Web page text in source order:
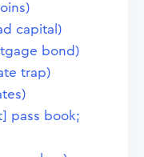
capital)
bond)
trap)
pass book;